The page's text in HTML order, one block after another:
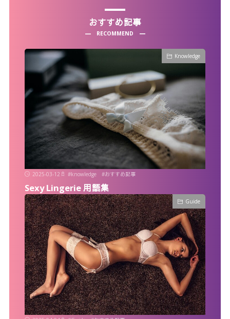
おすすめ記事
RECOMMEND
Knowledge
2025-03-12 #knowledge #おすすめ記事
Sexy Lingerie 用語集
Guide